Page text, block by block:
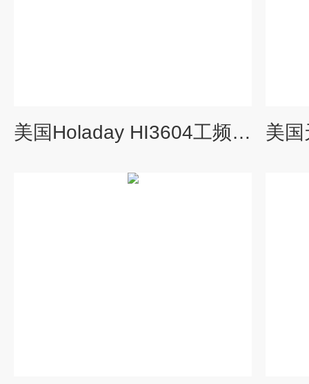
美国Holaday HI3604工频电磁场测试仪